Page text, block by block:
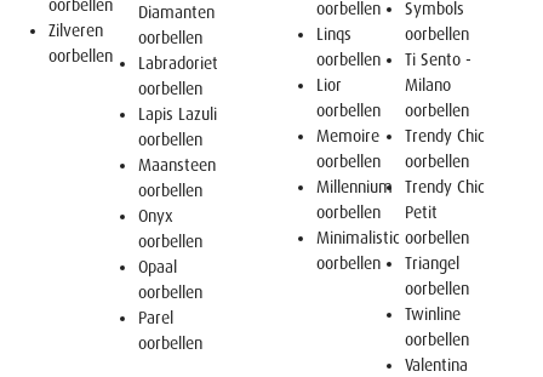
oorbellen
Zilveren
oorbellen
Diamanten
oorbellen
Labradoriet
oorbellen
Lapis Lazuli
oorbellen
Maansteen
oorbellen
Onyx
oorbellen
Opaal
oorbellen
Parel
oorbellen
oorbellen
Linqs
oorbellen
Lior
oorbellen
Memoire
oorbellen
Millennium
oorbellen
Minimalistic
oorbellen
Symbols
oorbellen
Ti Sento -
Milano
oorbellen
Trendy Chic
oorbellen
Trendy Chic
Petit
oorbellen
Triangel
oorbellen
Twinline
oorbellen
Valentina